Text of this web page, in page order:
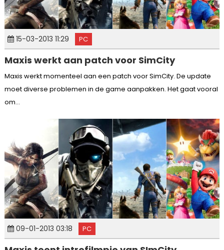
15-03-2013 11:29 PC
Maxis werkt aan patch voor SimCity
Maxis werkt momenteel aan een patch voor SimCity. De update
moet diverse problemen in de game aanpakken. Het gaat vooral
om...
09-01-2013 03:18 PC